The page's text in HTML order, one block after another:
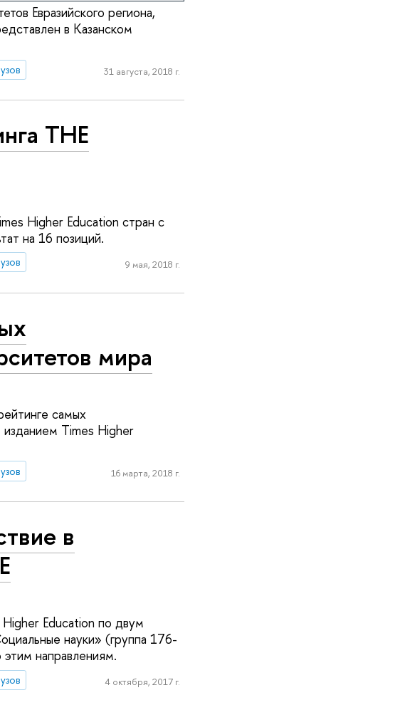
Евразийского региона,
в Казанском
31 августа, 2018 г.
THE
Higher Education стран с
на 16 позиций.
9 мая, 2018 г.
мира
самых
изданием Times Higher
16 марта, 2018 г.
в
Education по двум
науки» (группа 176-
направлениям.
4 октября, 2017 г.